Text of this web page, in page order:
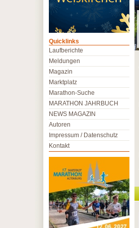
Quicklinks
Laufberichte
Meldungen
Magazin
Marktplatz
Marathon-Suche
MARATHON JAHRBUCH
NEWS MAGAZIN
Autoren
Impressum / Datenschutz
Kontakt